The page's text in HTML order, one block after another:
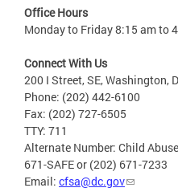
Office Hours
Monday to Friday 8:15 am to
Connect With Us
200 I Street, SE, Washington,
Phone: (202) 442-6100
Fax: (202) 727-6505
TTY: 711
Alternate Number: Child
671-SAFE or (202) 671-7233
Email: cfsa@dc.gov